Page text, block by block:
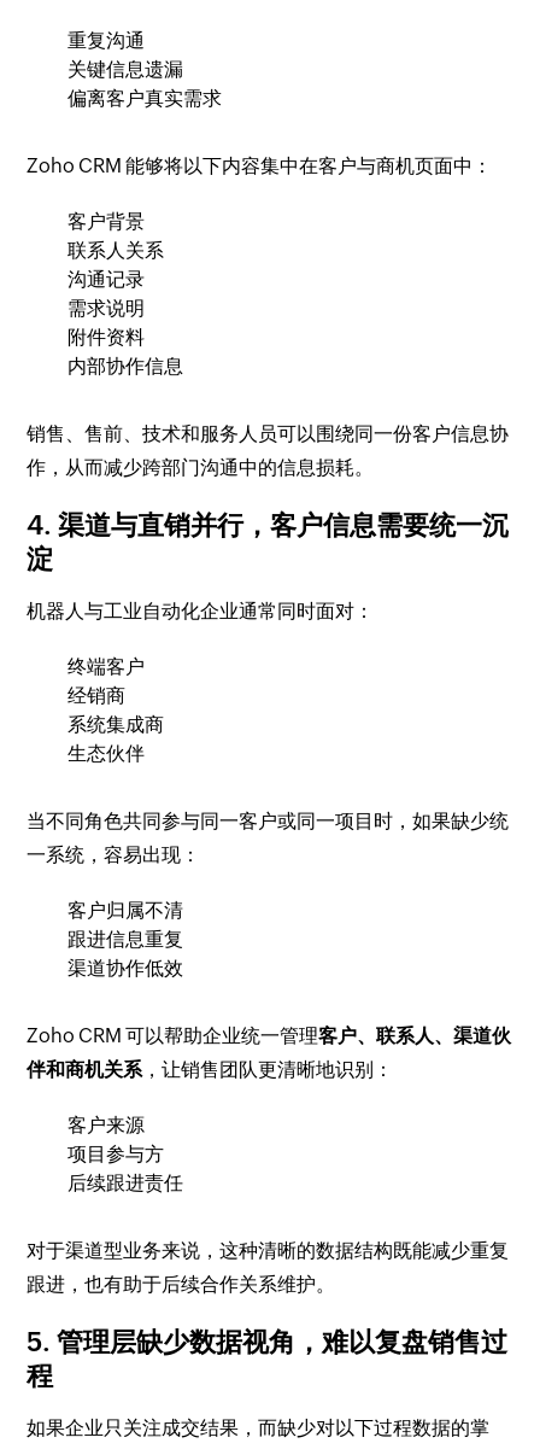
重复沟通
关键信息遗漏
偏离客户真实需求
Zoho CRM 能够将以下内容集中在客户与商机页面中：
客户背景
联系人关系
沟通记录
需求说明
附件资料
内部协作信息
销售、售前、技术和服务人员可以围绕同一份客户信息协
作，从而减少跨部门沟通中的信息损耗。
4. 渠道与直销并行，客户信息需要统一沉
淀
机器人与工业自动化企业通常同时面对：
终端客户
经销商
系统集成商
生态伙伴
当不同角色共同参与同一客户或同一项目时，如果缺少统
一系统，容易出现：
客户归属不清
跟进信息重复
渠道协作低效
Zoho CRM 可以帮助企业统一管理客户、联系人、渠道伙
伴和商机关系，让销售团队更清晰地识别：
客户来源
项目参与方
后续跟进责任
对于渠道型业务来说，这种清晰的数据结构既能减少重复
跟进，也有助于后续合作关系维护。
5. 管理层缺少数据视角，难以复盘销售过
程
如果企业只关注成交结果，而缺少对以下过程数据的掌